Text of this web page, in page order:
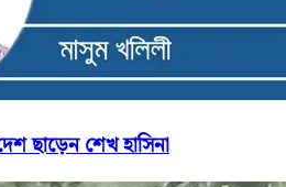
ছাড়েন শেখ হাসিনা